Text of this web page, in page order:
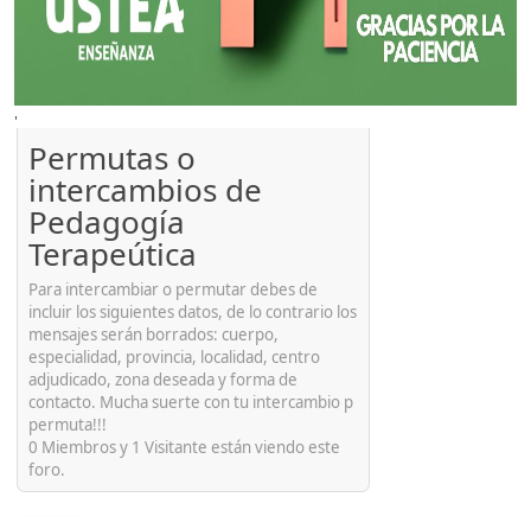
'
Permutas o
intercambios de
Pedagogía
Terapeútica
Para intercambiar o permutar debes de
incluir los siguientes datos, de lo contrario los
mensajes serán borrados: cuerpo,
especialidad, provincia, localidad, centro
adjudicado, zona deseada y forma de
contacto. Mucha suerte con tu intercambio p
permuta!!!
0 Miembros y 1 Visitante están viendo este
foro.